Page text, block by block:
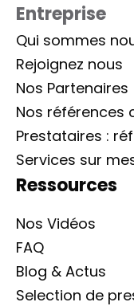
Entreprise
Qui sommes
Rejoignez nous
Nos Partenaires
Nos références
Prestataires :
Services sur
Ressources
Nos Vidéos
FAQ
Blog & Actus
Selection de